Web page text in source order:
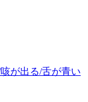
が出る/舌が青い